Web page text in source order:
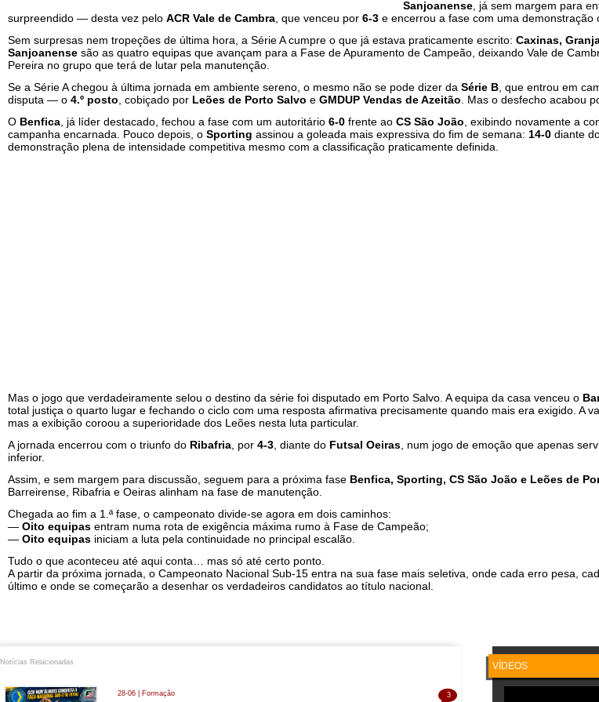
Sanjoanense , já sem margem para
surpreendido — desta vez pelo ACR Vale de Cambra , que venceu por 6-3 e encerrou a fase com uma demonstração
Sem surpresas nem tropeções de última hora, a Série A cumpre o que já estava praticamente escrito: Caxinas,
Sanjoanense são as quatro equipas que avançam para a Fase de Apuramento de Campeão, deixando Vale de
Pereira no grupo que terá de lutar pela manutenção.
Se a Série A chegou à última jornada em ambiente sereno, o mesmo não se pode dizer da Série B , que entrou em
disputa — o 4.º posto , cobiçado por Leões de Porto Salvo e GMDUP Vendas de Azeitão . Mas o desfecho acabou
O Benfica , já líder destacado, fechou a fase com um autoritário 6-0 frente ao CS São João , exibindo novamente a
campanha encarnada. Pouco depois, o Sporting assinou a goleada mais expressiva do fim de semana: 14-0 diante
demonstração plena de intensidade competitiva mesmo com a classificação praticamente definida.
Mas o jogo que verdadeiramente selou o destino da série foi disputado em Porto Salvo. A equipa da casa venceu o
total justiça o quarto lugar e fechando o ciclo com uma resposta afirmativa precisamente quando mais era exigido. A
mas a exibição coroou a superioridade dos Leões nesta luta particular.
A jornada encerrou com o triunfo do Ribafria , por 4-3 , diante do Futsal Oeiras , num jogo de emoção que apenas
inferior.
Assim, e sem margem para discussão, seguem para a próxima fase Benfica, Sporting, CS São João e Leões de
Barreirense, Ribafria e Oeiras alinham na fase de manutenção.
Chegada ao fim a 1.ª fase, o campeonato divide-se agora em dois caminhos:
— Oito equipas entram numa rota de exigência máxima rumo à Fase de Campeão;
— Oito equipas iniciam a luta pela continuidade no principal escalão.
Tudo o que aconteceu até aqui conta… mas só até certo ponto.
A partir da próxima jornada, o Campeonato Nacional Sub-15 entra na sua fase mais seletiva, onde cada erro pesa,
último e onde se começarão a desenhar os verdadeiros candidatos ao título nacional.
Notícias Relacionadas
28-06 | Formação 3
VÍDEOS